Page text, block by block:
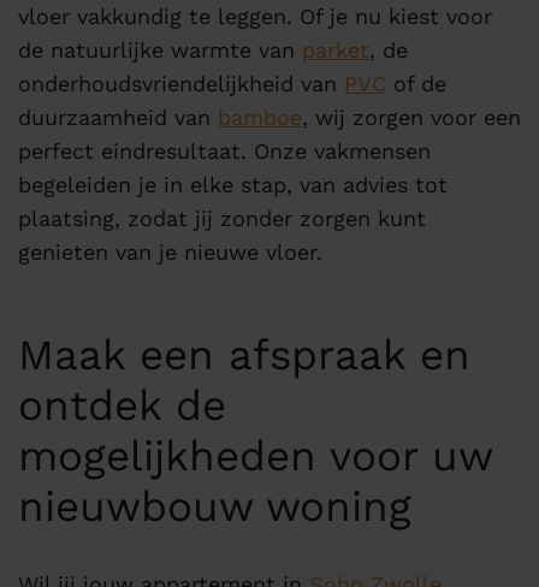
vloer vakkundig te leggen. Of je nu kiest voor
de natuurlijke warmte van parket, de
onderhoudsvriendelijkheid van PVC of de
duurzaamheid van bamboe, wij zorgen voor een
perfect eindresultaat. Onze vakmensen
begeleiden je in elke stap, van advies tot
plaatsing, zodat jij zonder zorgen kunt
genieten van je nieuwe vloer.
Maak een afspraak en
ontdek de
mogelijkheden voor uw
nieuwbouw woning